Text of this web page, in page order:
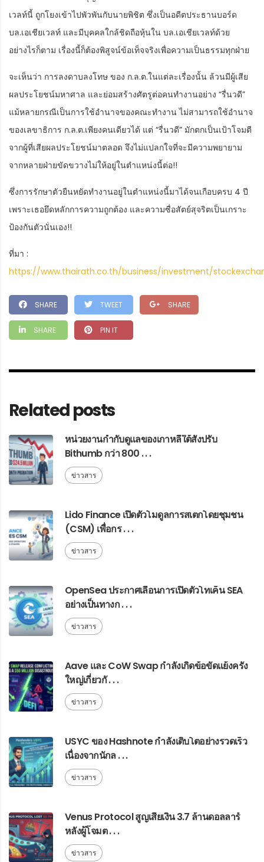
เวลท์นี้ ถูกโยงเข้าไปพัวพันกับนายพิชิต ซึ่งเป็นอดีตประธานบอร์ด
บล.เอเชียเวลท์ และมีบุคคลใกล้ชิดถือหุ้นใน บล.เอเชียเวลท์ด้วย
อย่างไรก็ตาม เรื่องนี้ก็ต้องพิสูจน์ข้อเท็จจริงเพื่อความเป็นธรรมทุกฝ่าย
จะเห็นว่า การลงดาบลงโทษ ของ ก.ล.ต.ในแต่ละเรื่องนั้น ล้วนมีผู้เสีย
ผลประโยชน์มหาศาล และย่อมสร้างศัตรูต่อคนทำงานอย่าง “รื่นวดี”
แม้หลายกรณีเป็นการใช้อำนาจของคณะทำงาน ไม่สามารถใช้อำนาจ
ของเลขาธิการ ก.ล.ต.เพียงคนเดียวได้ แต่ “รื่นวดี” มักตกเป็นเป้าโจมตี
จากผู้ที่เสียผลประโยชน์มาตลอด จึงไม่แปลกใจที่จะมีความพยายาม
จากหลายฝ่ายขัดขวางไม่ให้อยู่ในตำแหน่งนี้ต่อ!!
ซึ่งการรักษาตัวยืนหยัดทำงานอยู่ในตำแหน่งนี้มาได้จนเกือบครบ 4 ปี
เพราะเธอยึดหลักการความถูกต้อง และความซื่อสัตย์สุจริตเป็นเกราะ
ป้องกันตัวนั่นเอง!!
ที่มา :
https://www.thairath.co.th/business/investment/
SHARE TWEET SHARE
SHARE PIN IT
Related posts
หน่วยงานกำกับดูแลของเกาหลีใต้สั่งปรับ
Bithumb กว่า 800 . . .
ข่าวสาร
Lido Finance เปิดตัวโมดูลการสเตกโดยชุมชน
(CSM) เพื่อกร . . .
ข่าวสาร
OpenSea ประกาศเลื่อนการเปิดตัวโทเค็น SEA
อย่างเป็นทางก . . .
ข่าวสาร
Aave และ CoW Swap กำลังเกิดข้อขัดแย้งครั้ง
ใหญ่เกี่ยวกั . . .
ข่าวสาร
USYC ของ Hashnote กำลังเติบโตอย่างรวดเร็ว
เนื่องจากนักล . . .
ข่าวสาร
Venus Protocol สูญเสียเงิน 3.7 ล้านดอลลาร์
หลังผู้โจมต . . .
ข่าวสาร